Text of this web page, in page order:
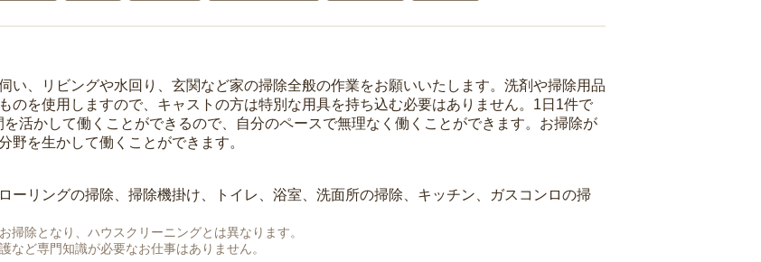
い、リビングや水回り、玄関など家の掃除全般の作業をお願いいたします。洗剤や掃除用品
のを使用しますので、キャストの方は特別な用具を持ち込む必要はありません。1日1件で
を活かして働くことができるので、自分のペースで無理なく働くことができます。お掃除が
野を生かして働くことができます。
ーリングの掃除、掃除機掛け、トイレ、浴室、洗面所の掃除、キッチン、ガスコンロの掃
掃除となり、ハウスクリーニングとは異なります。
など専門知識が必要なお仕事はありません。